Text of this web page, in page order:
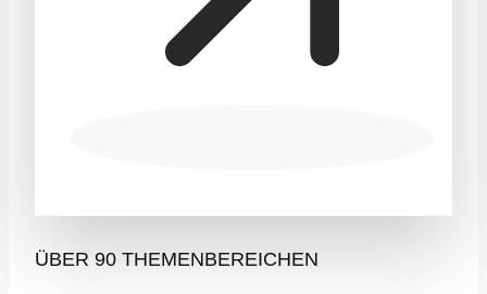
ÜBER 90 THEMENBEREICHEN